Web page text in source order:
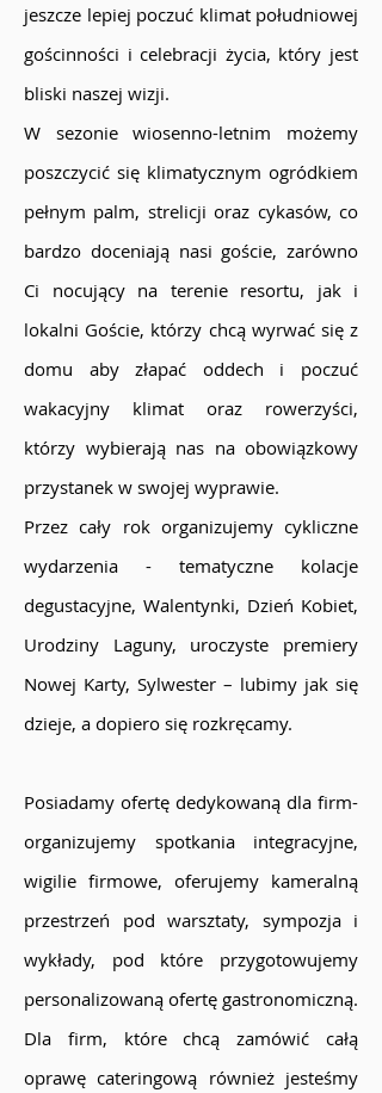
jeszcze lepiej poczuć klimat południowej
gościnności i celebracji życia, który jest
bliski naszej wizji.
W sezonie wiosenno-letnim możemy
poszczycić się klimatycznym ogródkiem
pełnym palm, strelicji oraz cykasów, co
bardzo doceniają nasi goście, zarówno
Ci nocujący na terenie resortu, jak i
lokalni Goście, którzy chcą wyrwać się z
domu aby złapać oddech i poczuć
wakacyjny klimat oraz rowerzyści,
którzy wybierają nas na obowiązkowy
przystanek w swojej wyprawie.
Przez cały rok organizujemy cykliczne
wydarzenia - tematyczne kolacje
degustacyjne, Walentynki, Dzień Kobiet,
Urodziny Laguny, uroczyste premiery
Nowej Karty, Sylwester – lubimy jak się
dzieje, a dopiero się rozkręcamy.
Posiadamy ofertę dedykowaną dla firm-
organizujemy spotkania integracyjne,
wigilie firmowe, oferujemy kameralną
przestrzeń pod warsztaty, sympozja i
wykłady, pod które przygotowujemy
personalizowaną ofertę gastronomiczną.
Dla firm, które chcą zamówić całą
oprawę cateringową również jesteśmy